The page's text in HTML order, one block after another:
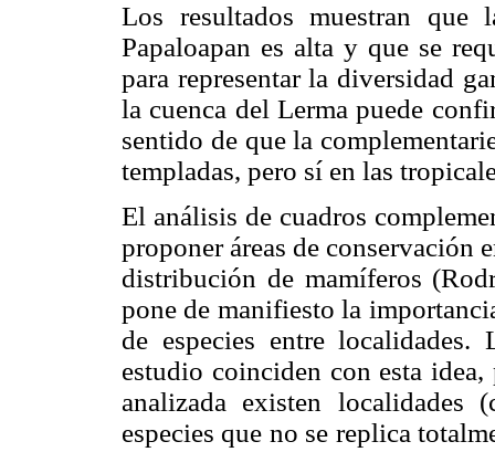
Los resultados muestran que
Papaloapan es alta y que se
para representar la diversidad
la cuenca del Lerma puede
sentido de que la
templadas, pero sí en las
El análisis de cuadros
proponer áreas de conservación
distribución de mamíferos
pone de manifiesto la
de especies entre
estudio coinciden con esta idea,
analizada existen localidades
especies que no se replica